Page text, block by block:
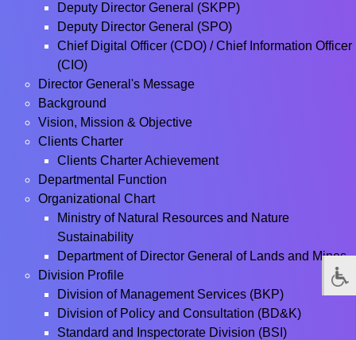
Deputy Director General (SKPP)
Deputy Director General (SPO)
Chief Digital Officer (CDO) / Chief Information Officer
(CIO)
Director General's Message
Background
Vision, Mission & Objective
Clients Charter
Clients Charter Achievement
Departmental Function
Organizational Chart
Ministry of Natural Resources and Nature
Sustainability
Department of Director General of Lands and Mines
Division Profile
Division of Management Services (BKP)
Division of Policy and Consultation (BD&K)
Standard and Inspectorate Division (BSI)